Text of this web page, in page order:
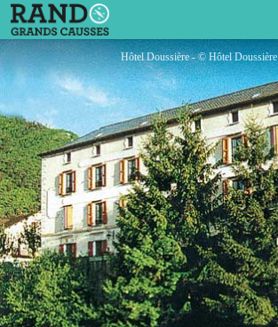
HOTEL DOUSSIERE
Hôtel Doussière - © Hôtel Doussière